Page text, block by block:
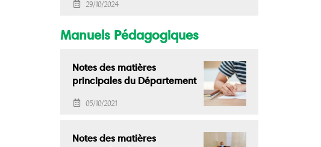
29/10/2024
Manuels Pédagogiques
Notes des matières
principales du Département
05/10/2021
Notes des matières